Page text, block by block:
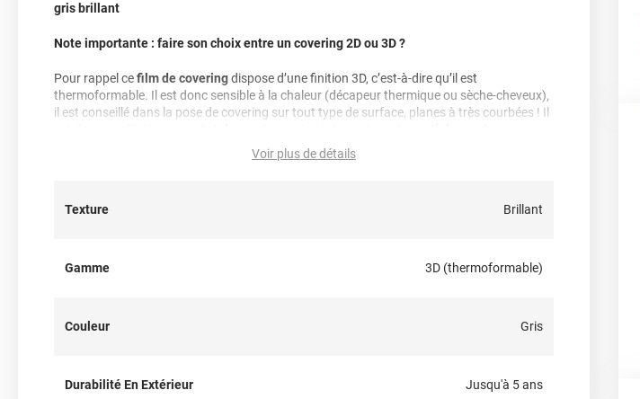
gris brillant
Note importante : faire son choix entre un covering 2D ou 3D ?
Pour rappel cefilm de coveringdispose d’une finition 3D, c’est-à-dire qu’il est
thermoformable. Il est donc sensible à la chaleur (décapeur thermique ou sèche-cheveux),
il est conseillé dans la pose de covering sur tout type de surface, planes à très courbées ! Il
des rétroviseurs par exemple. Un doute ? N’hésitez pas à contacter notre équipe pour plus
Voir plus de détails
Texture Brillant
Gamme 3D (thermoformable)
Couleur Gris
Durabilité En Extérieur Jusqu'à 5 ans